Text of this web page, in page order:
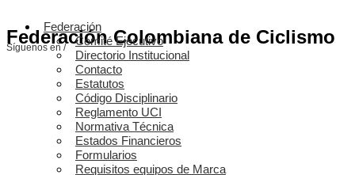
Federación Colombiana de Ciclismo
Síguenos en /
Federación
Comité Ejecutivo
Directorio Institucional
Contacto
Estatutos
Código Disciplinario
Reglamento UCI
Normativa Técnica
Estados Financieros
Formularios
Requisitos equipos de Marca